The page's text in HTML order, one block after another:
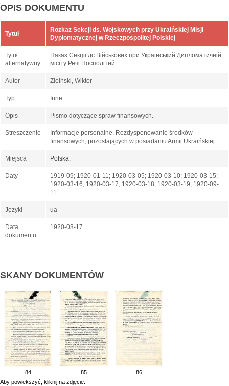
OPIS DOKUMENTU
Tytuł
Rozkaz Sekcji ds. Wojskowych przy Ukraińskiej Misji
Dyplomatycznej w Rzeczpospolitej Polskiej
Tytuł
alternatywny
Наказ Секції дс.Військових при Украінський Дипломатичній
місії у Речі Посполітий
Autor Zieiński, Wiktor
Typ Inne
Opis Pismo dotyczące spraw finansowych.
Streszczenie
Informacje personalne. Rozdysponowanie środków
finansowych, pozostających w posiadaniu Armii Ukraińskiej.
Miejsca Polska;
Daty
1919-09; 1920-01-11; 1920-03-05; 1920-03-10; 1920-03-15;
1920-03-16; 1920-03-17; 1920-03-18; 1920-03-19; 1920-09-
11
Języki ua
Data
dokumentu
1920-03-17
SKANY DOKUMENTÓW
84 85
86
Aby powiekszyć, kliknij na zdjęcie.